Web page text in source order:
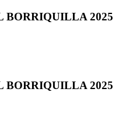
BORRIQUILLA 2025
BORRIQUILLA 2025